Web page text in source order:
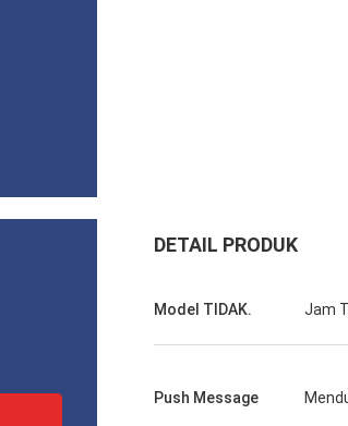
DETAIL PRODUK
Model TIDAK. Jam
Push Message